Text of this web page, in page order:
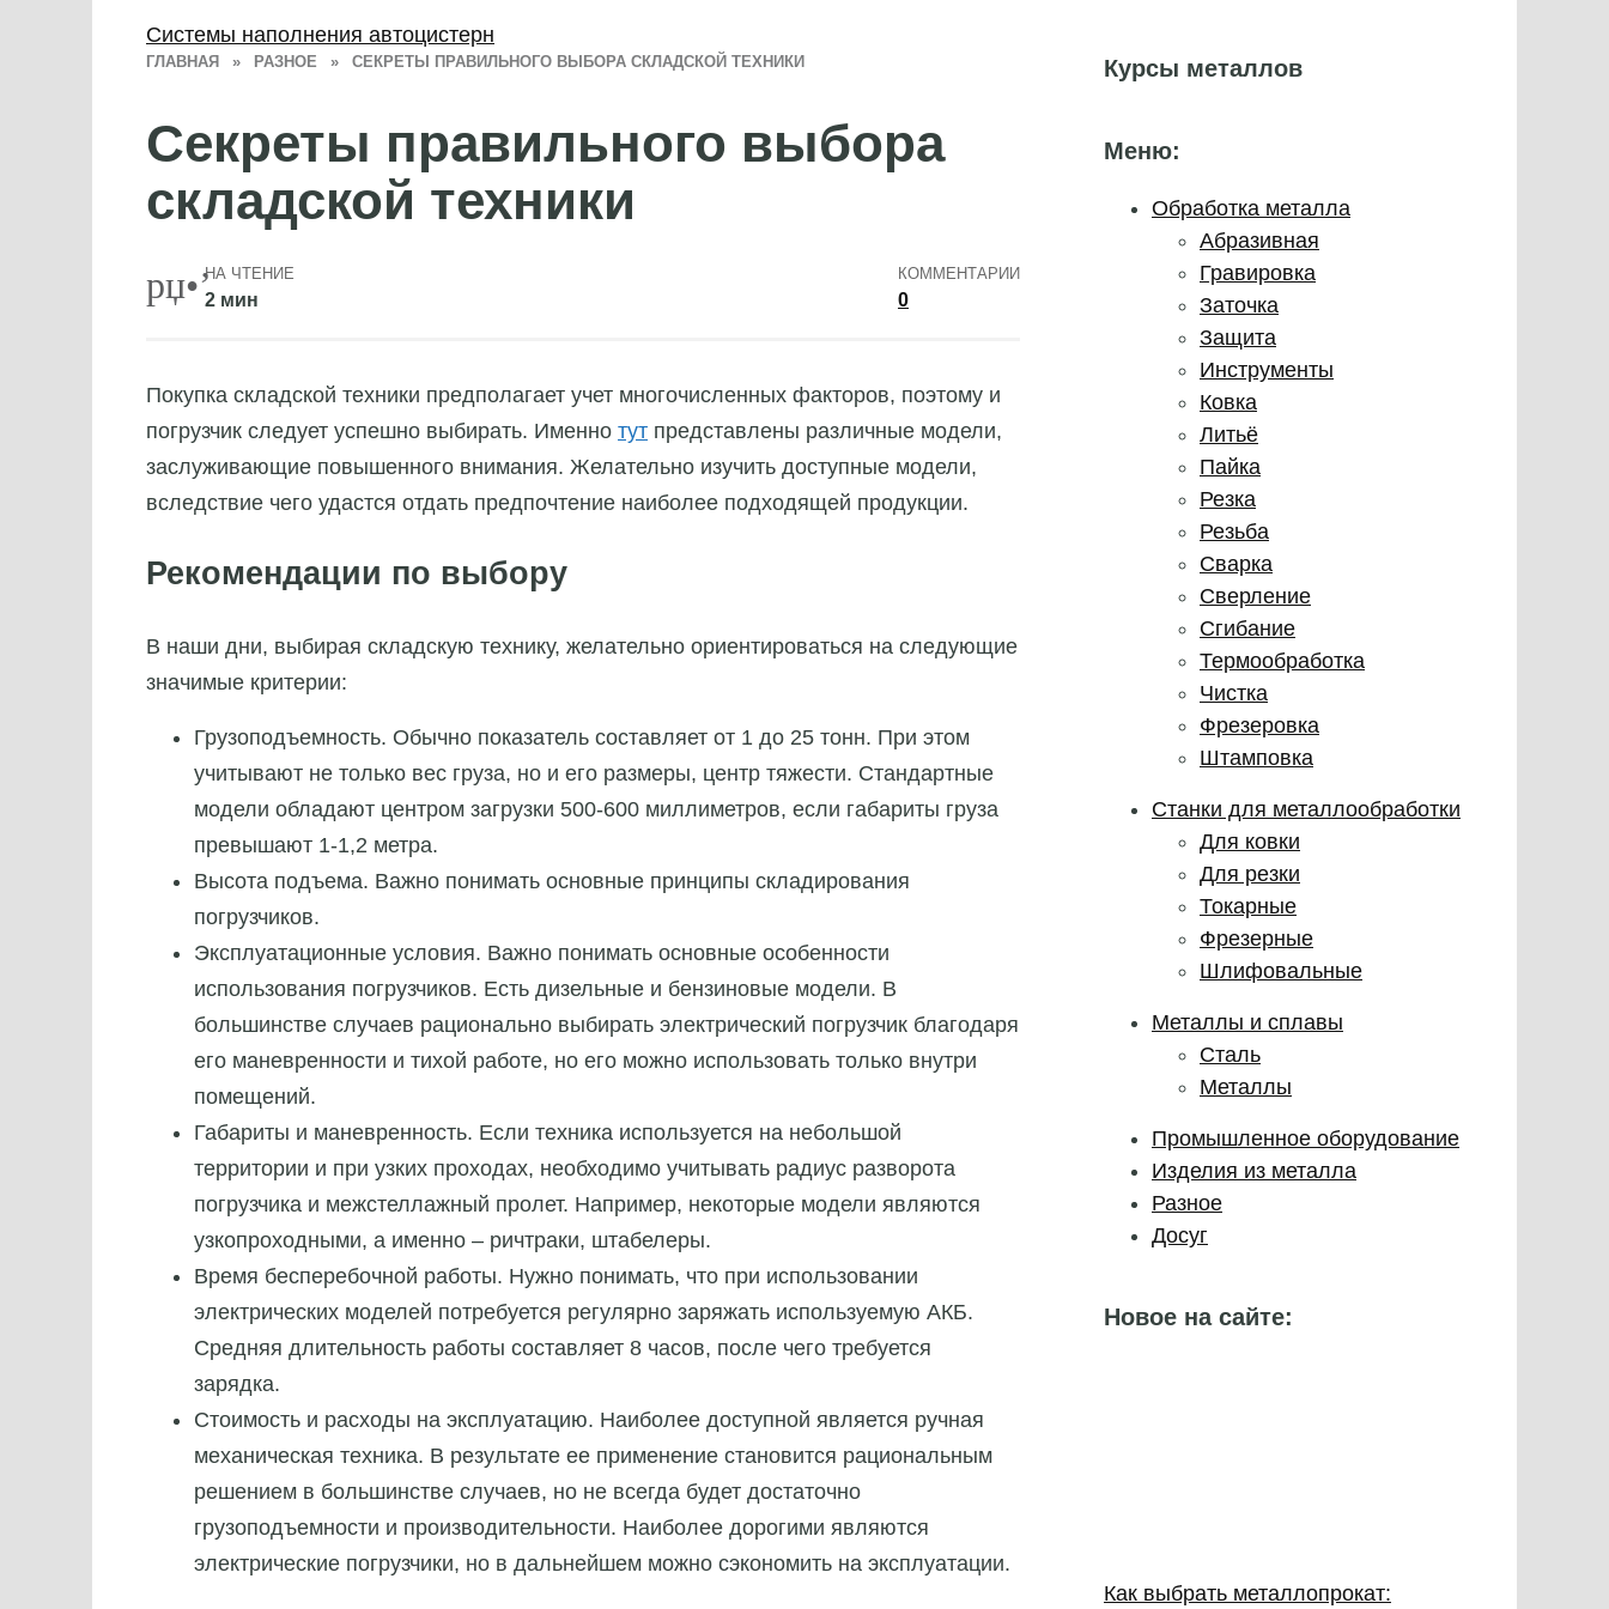
ГЛАВНАЯ » РАЗНОЕ » СЕКРЕТЫ ПРАВИЛЬНОГО ВЫБОРА СКЛАДСКОЙ ТЕХНИКИ
Секреты правильного выбора
складской техники
НА ЧТЕНИЕ
2 мин
КОММЕНТАРИИ
0
Покупка складской техники предполагает учет многочисленных факторов, поэтому и
погрузчик следует успешно выбирать. Именно тут представлены различные модели,
заслуживающие повышенного внимания. Желательно изучить доступные модели,
вследствие чего удастся отдать предпочтение наиболее подходящей продукции.
Рекомендации по выбору
В наши дни, выбирая складскую технику, желательно ориентироваться на следующие
значимые критерии:
Грузоподъемность. Обычно показатель составляет от 1 до 25 тонн. При этом
учитывают не только вес груза, но и его размеры, центр тяжести. Стандартные
модели обладают центром загрузки 500-600 миллиметров, если габариты груза
превышают 1-1,2 метра.
Высота подъема. Важно понимать основные принципы складирования
погрузчиков.
Эксплуатационные условия. Важно понимать основные особенности
использования погрузчиков. Есть дизельные и бензиновые модели. В
большинстве случаев рационально выбирать электрический погрузчик благодаря
его маневренности и тихой работе, но его можно использовать только внутри
помещений.
Габариты и маневренность. Если техника используется на небольшой
территории и при узких проходах, необходимо учитывать радиус разворота
погрузчика и межстеллажный пролет. Например, некоторые модели являются
узкопроходными, а именно – ричтраки, штабелеры.
Время бесперебочной работы. Нужно понимать, что при использовании
электрических моделей потребуется регулярно заряжать используемую АКБ.
Средняя длительность работы составляет 8 часов, после чего требуется
зарядка.
Стоимость и расходы на эксплуатацию. Наиболее доступной является ручная
механическая техника. В результате ее применение становится рациональным
решением в большинстве случаев, но не всегда будет достаточно
грузоподъемности и производительности. Наиболее дорогими являются
электрические погрузчики, но в дальнейшем можно сэкономить на эксплуатации.
Курсы металлов
Меню:
Обработка металла
Абразивная
Гравировка
Заточка
Защита
Инструменты
Ковка
Литьё
Пайка
Резка
Резьба
Сварка
Сверление
Сгибание
Термообработка
Чистка
Фрезеровка
Штамповка
Станки для металлообработки
Для ковки
Для резки
Токарные
Фрезерные
Шлифовальные
Металлы и сплавы
Сталь
Металлы
Промышленное оборудование
Изделия из металла
Разное
Досуг
Новое на сайте:
Как выбрать металлопрокат:
Системы наполнения автоцистерн